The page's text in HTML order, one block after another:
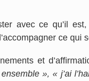
avec ce qu’il
ce qui
et
», « j’ai